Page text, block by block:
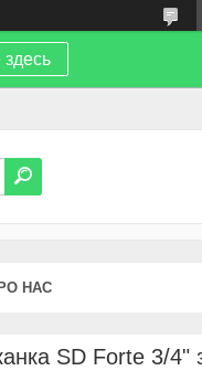
НАС
SD Forte 3/4"